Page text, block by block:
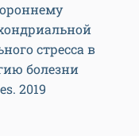
стресса в
болезни
2019